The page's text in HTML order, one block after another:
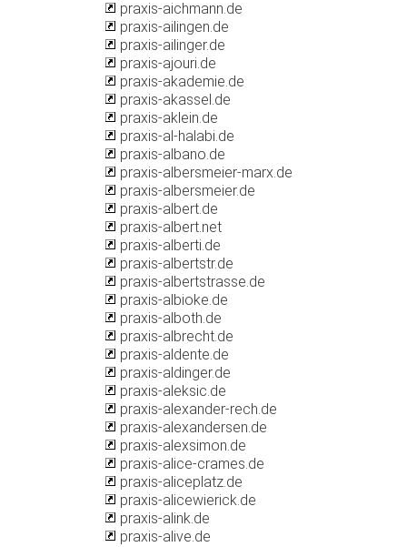
praxis-aichmann.de
praxis-ailingen.de
praxis-ailinger.de
praxis-ajouri.de
praxis-akademie.de
praxis-akassel.de
praxis-aklein.de
praxis-al-halabi.de
praxis-albano.de
praxis-albersmeier-marx.de
praxis-albersmeier.de
praxis-albert.de
praxis-albert.net
praxis-alberti.de
praxis-albertstr.de
praxis-albertstrasse.de
praxis-albioke.de
praxis-alboth.de
praxis-albrecht.de
praxis-aldente.de
praxis-aldinger.de
praxis-aleksic.de
praxis-alexander-rech.de
praxis-alexandersen.de
praxis-alexsimon.de
praxis-alice-crames.de
praxis-aliceplatz.de
praxis-alicewierick.de
praxis-alink.de
praxis-alive.de